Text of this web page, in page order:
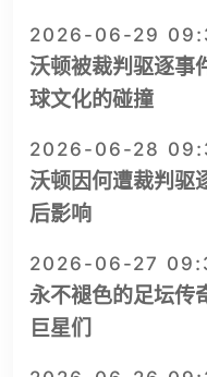
2026-06-29
沃顿被裁判驱逐事
球文化的碰撞
2026-06-28
沃顿因何遭裁判驱
后影响
2026-06-27
永不褪色的足坛传
巨星们